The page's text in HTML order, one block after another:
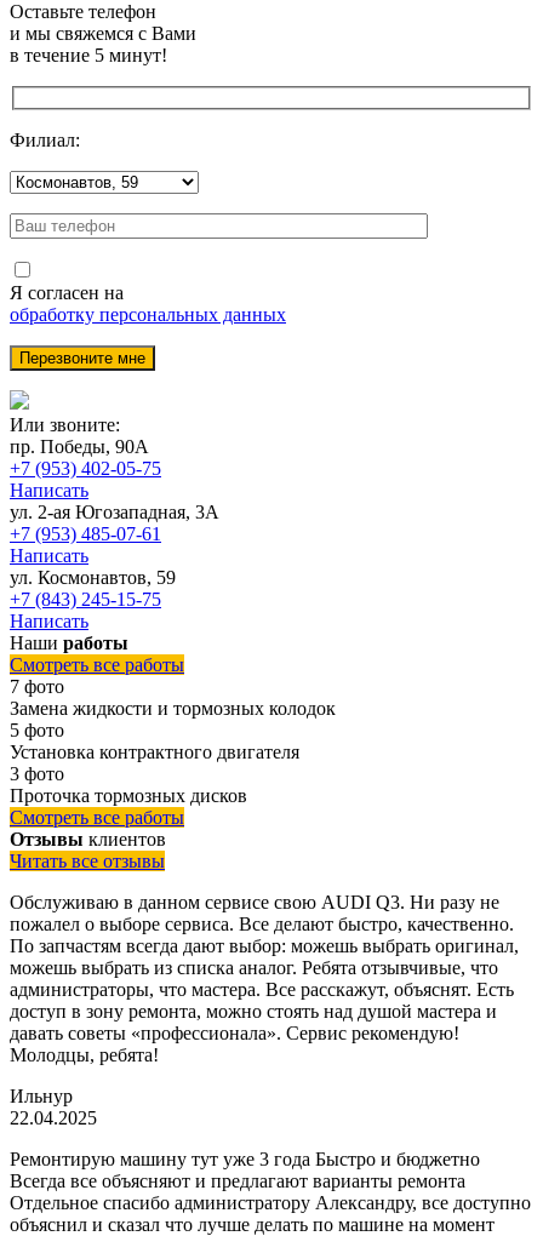
Оставьте телефон
и мы свяжемся с Вами
в течение 5 минут!
Филиал:
Я согласен на
обработку персональных данных
Или звоните:
пр. Победы, 90А
+7 (953) 402-05-75
Написать
ул. 2-ая Югозападная, 3А
+7 (953) 485-07-61
Написать
ул. Космонавтов, 59
+7 (843) 245-15-75
Написать
Наши работы
Смотреть все работы
7 фото
Замена жидкости и тормозных колодок
5 фото
Установка контрактного двигателя
3 фото
Проточка тормозных дисков
Смотреть все работы
Отзывы клиентов
Читать все отзывы
Обслуживаю в данном сервисе свою AUDI Q3. Ни разу не
пожалел о выборе сервиса. Все делают быстро, качественно.
По запчастям всегда дают выбор: можешь выбрать оригинал,
можешь выбрать из списка аналог. Ребята отзывчивые, что
администраторы, что мастера. Все расскажут, объяснят. Есть
доступ в зону ремонта, можно стоять над душой мастера и
давать советы «профессионала». Сервис рекомендую!
Молодцы, ребята!
Ильнур
22.04.2025
Ремонтирую машину тут уже 3 года Быстро и бюджетно
Всегда все объясняют и предлагают варианты ремонта
Отдельное спасибо администратору Александру, все доступно
объяснил и сказал что лучше делать по машине на момент